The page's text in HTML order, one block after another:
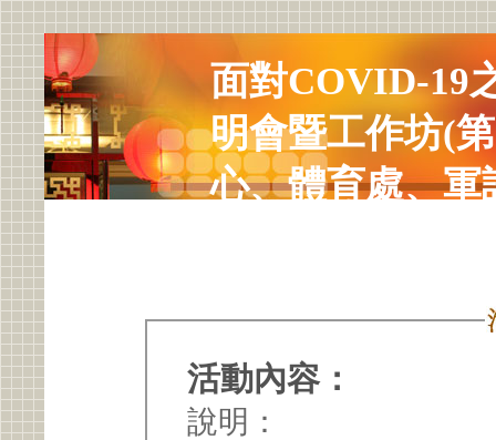
面對COVID-19
明會暨工作坊(
心、體育處、軍
活動內容：
說明：